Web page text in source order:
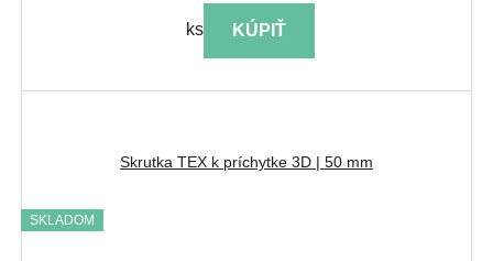
ks KÚPIŤ
Skrutka TEX k príchytke 3D | 50 mm
SKLADOM